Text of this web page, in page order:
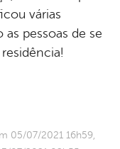
várias
pessoas de se
05/07/2021 16h59,